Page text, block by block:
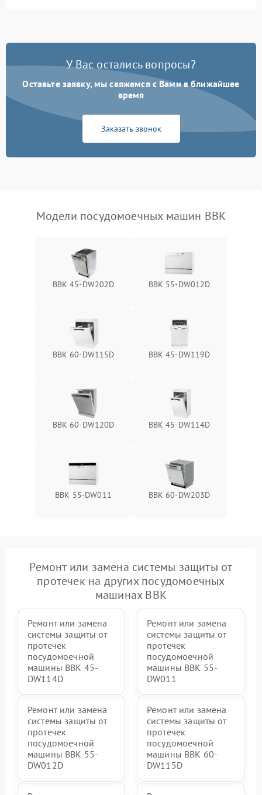
Проблемы с набором
Не работает сушилка 2100 ₽ Подробнее →
Сбои в работе таймера 1700 ₽
У Вас остались вопросы?
Оставьте заявку, мы свяжемся с Вами в ближайшее
время
Заказать звонок
Модели посудомоечных машин BBK
BBK 45-DW202D BBK 55-DW012D
BBK 60-DW115D BBK 45-DW119D
BBK 60-DW120D BBK 45-DW114D
BBK 55-DW011 BBK 60-DW203D
Ремонт или замена системы защиты от
протечек на других посудомоечных
машинах BBK
Ремонт или замена
системы защиты от
протечек
посудомоечной
машины BBK 45-
DW114D
Ремонт или замена
системы защиты от
протечек
посудомоечной
машины BBK 55-
DW011
Ремонт или замена
системы защиты от
протечек
посудомоечной
машины BBK 55-
DW012D
Ремонт или замена
системы защиты от
протечек
посудомоечной
машины BBK 60-
DW115D